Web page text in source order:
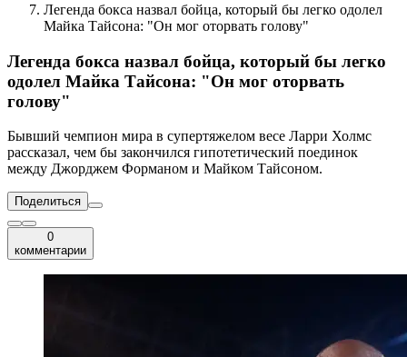
Легенда бокса назвал бойца, который бы легко одолел
Майка Тайсона: "Он мог оторвать голову"
Легенда бокса назвал бойца, который бы легко
одолел Майка Тайсона: "Он мог оторвать
голову"
Бывший чемпион мира в супертяжелом весе Ларри Холмс
рассказал, чем бы закончился гипотетический поединок
между Джорджем Форманом и Майком Тайсоном.
Поделиться
0
комментарии